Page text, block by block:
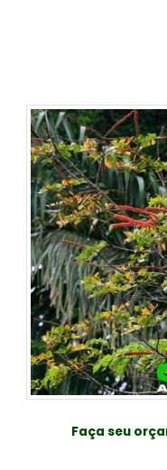
Faça seu